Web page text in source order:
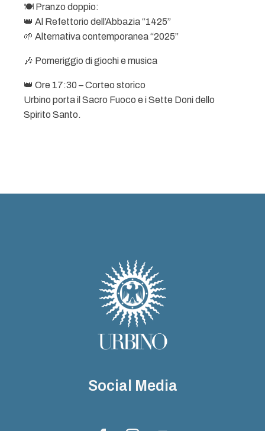
🍽️ Pranzo doppio:
👑 Al Refettorio dell’Abbazia “1425”
🌱 Alternativa contemporanea “2025”
🎶 Pomeriggio di giochi e musica
👑 Ore 17:30 – Corteo storico
Urbino porta il Sacro Fuoco e i Sette Doni dello
Spirito Santo.
Social Media